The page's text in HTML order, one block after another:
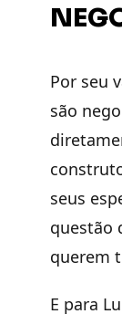
Por seu
são
seus
questão
querem
E para